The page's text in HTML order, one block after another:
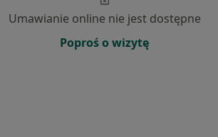
Umawianie online nie jest dostępne
Poproś o wizytę